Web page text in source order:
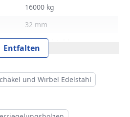
16000 kg
32 mm
RVS Edelstahl
Entfalten
und Wirbel Edelstahl